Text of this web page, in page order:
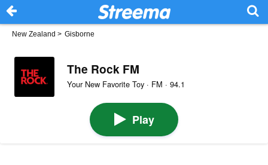
New Zealand > Gisborne
The Rock FM
Your New Favorite Toy · FM · 94.1
Play